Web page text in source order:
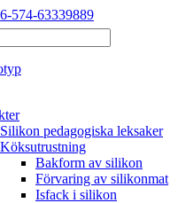
574-63339889
Silikon pedagogiska leksaker
Köksutrustning
Bakform av silikon
Förvaring av silikonmat
Isfack i silikon